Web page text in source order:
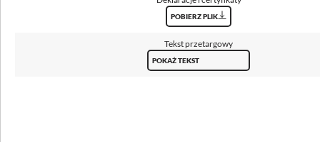
POBIERZ PLIK
Tekst przetargowy
POKAŻ TEKST